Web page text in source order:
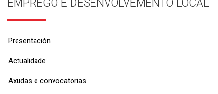
EMPREGO E DESENVOLVEMENTO LOCAL
Presentación
Actualidade
Axudas e convocatorias